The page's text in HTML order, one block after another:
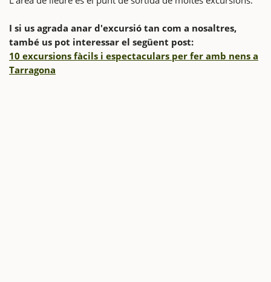
I si us agrada anar d'excursió tan com a nosaltres,
també us pot interessar el següent post:
10 excursions fàcils i espectaculars per fer amb nens a
Tarragona